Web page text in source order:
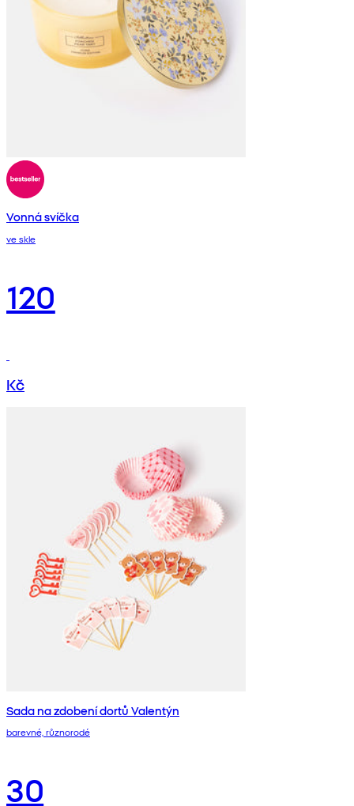
Vonná svíčka
ve skle
120
Kč
Sada na zdobení dortů Valentýn
barevné, různorodé
30